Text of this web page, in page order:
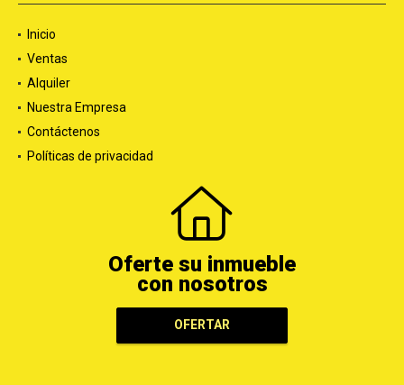
Inicio
Ventas
Alquiler
Nuestra Empresa
Contáctenos
Políticas de privacidad
Oferte su inmueble
con nosotros
OFERTAR